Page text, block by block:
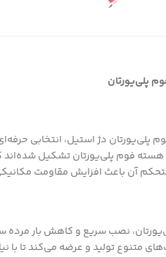
پلی‌یورتان
پلی‌یورتان دژ استیل، انتخابی
هسته فوم پلی‌یورتان تشکیل شده‌اند
آن باعث افزایش مقاومت
نصب سریع و کاهش بار مرده
متنوع تولید و عرضه می‌کند تا با